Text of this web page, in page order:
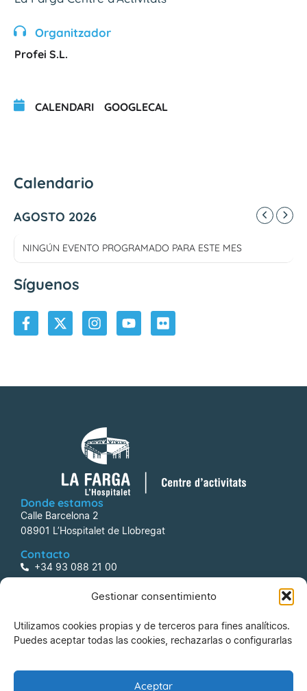
Gestionar consentimiento
Utilizamos cookies propias y de terceros para fines analíticos.
Puedes aceptar todas las cookies, rechazarlas o configurarlas
Aceptar
Organitzador
Profei S.L.
CALENDARI GOOGLECAL
Calendario
AGOSTO 2026
NINGÚN EVENTO PROGRAMADO PARA ESTE MES
Síguenos
Donde estamos
Calle Barcelona 2
08901 L’Hospitalet de Llobregat
Contacto
+34 93 088 21 00
centreactivitats@lafarga.com
Información
Aviso legal